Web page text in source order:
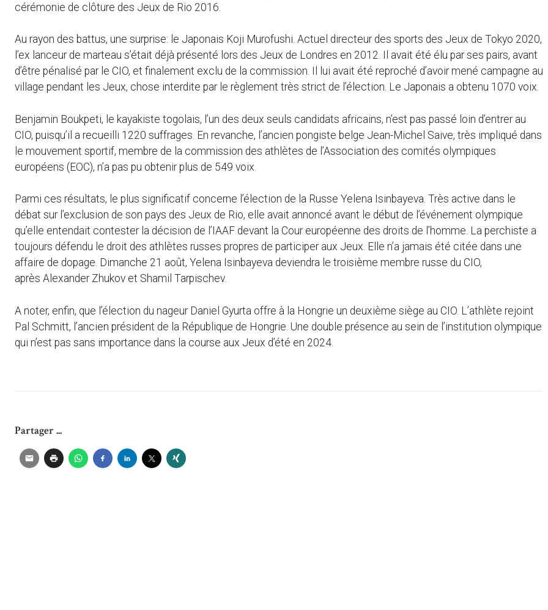
cérémonie de clôture des Jeux de Rio 2016.
Au rayon des battus, une surprise: le Japonais Koji Murofushi. Actuel directeur des sports des Jeux de Tokyo 2020,
l’ex lanceur de marteau s’était déjà présenté lors des Jeux de Londres en 2012. Il avait été élu par ses pairs, avant
d’être pénalisé par le CIO, et finalement exclu de la commission. Il lui avait été reproché d’avoir mené campagne au
village pendant les Jeux, chose interdite par le règlement très strict de l’élection. Le Japonais a obtenu 1070 voix.
Benjamin Boukpeti, le kayakiste togolais, l’un des deux seuls candidats africains, n’est pas passé loin d’entrer au
CIO, puisqu’il a recueilli 1220 suffrages. En revanche, l’ancien pongiste belge Jean-Michel Saive, très impliqué dans
le mouvement sportif, membre de la commission des athlètes de l’Association des comités olympiques
européens (EOC), n’a pas pu obtenir plus de 549 voix.
Parmi ces résultats, le plus significatif concerne l’élection de la Russe Yelena Isinbayeva. Très active dans le
débat sur l’exclusion de son pays des Jeux de Rio, elle avait annoncé avant le début de l’événement olympique
qu’elle entendait contester la décision de l’IAAF devant la Cour européenne des droits de l’homme. La perchiste a
toujours défendu le droit des athlètes russes propres de participer aux Jeux. Elle n’a jamais été citée dans une
affaire de dopage. Dimanche 21 août, Yelena Isinbayeva deviendra le troisième membre russe du CIO,
après Alexander Zhukov et Shamil Tarpischev.
A noter, enfin, que l’élection du nageur Daniel Gyurta offre à la Hongrie un deuxième siège au CIO. L’athlète rejoint
Pal Schmitt, l’ancien président de la République de Hongrie. Une double présence au sein de l’institution olympique
qui n’est pas sans importance dans la course aux Jeux d’été en 2024.
Partager ...